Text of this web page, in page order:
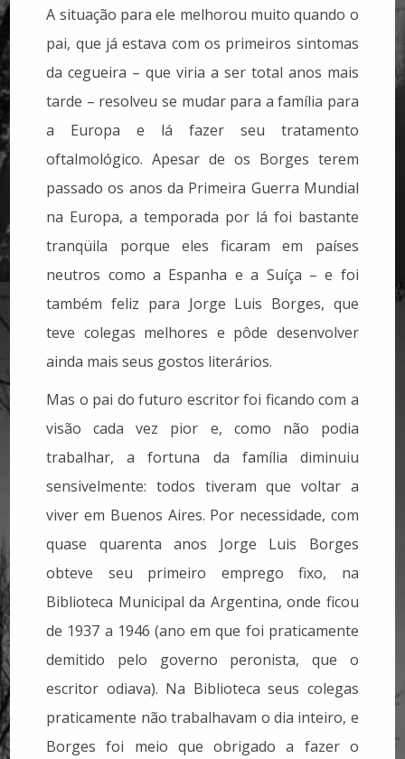
A situação para ele melhorou muito quando o
pai, que já estava com os primeiros sintomas
da cegueira – que viria a ser total anos mais
tarde – resolveu se mudar para a família para
a Europa e lá fazer seu tratamento
oftalmológico. Apesar de os Borges terem
passado os anos da Primeira Guerra Mundial
na Europa, a temporada por lá foi bastante
tranqüila porque eles ficaram em países
neutros como a Espanha e a Suíça – e foi
também feliz para Jorge Luis Borges, que
teve colegas melhores e pôde desenvolver
ainda mais seus gostos literários.
Mas o pai do futuro escritor foi ficando com a
visão cada vez pior e, como não podia
trabalhar, a fortuna da família diminuiu
sensivelmente: todos tiveram que voltar a
viver em Buenos Aires. Por necessidade, com
quase quarenta anos Jorge Luis Borges
obteve seu primeiro emprego fixo, na
Biblioteca Municipal da Argentina, onde ficou
de 1937 a 1946 (ano em que foi praticamente
demitido pelo governo peronista, que o
escritor odiava). Na Biblioteca seus colegas
praticamente não trabalhavam o dia inteiro, e
Borges foi meio que obrigado a fazer o